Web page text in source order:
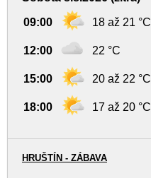
09:00 18 až 21 °C
12:00 22 °C
15:00 20 až 22 °C
18:00 17 až 20 °C
HRUŠTÍN - ZÁBAVA